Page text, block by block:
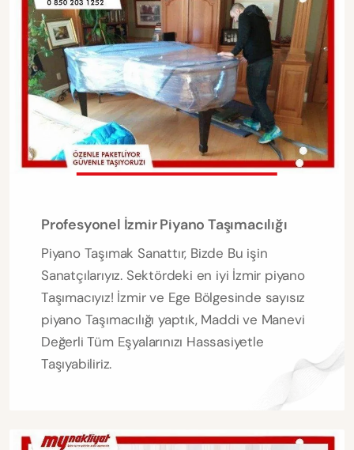
Profesyonel İzmir Piyano Taşımacılığı
Piyano Taşımak Sanattır, Bizde Bu işin
Sanatçılarıyız. Sektördeki en iyi İzmir piyano
Taşımacıyız! İzmir ve Ege Bölgesinde sayısız
piyano Taşımacılığı yaptık, Maddi ve Manevi
Değerli Tüm Eşyalarınızı Hassasiyetle
Taşıyabiliriz.